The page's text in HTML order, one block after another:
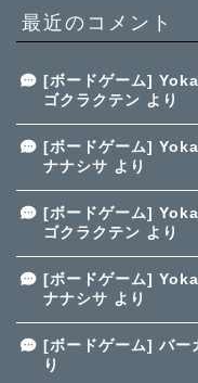
最近のコメント
[ボードゲーム]
ゴクラクテン より
[ボードゲーム]
ナナシサ より
[ボードゲーム]
ゴクラクテン より
[ボードゲーム]
ナナシサ より
[ボードゲーム] バー
り